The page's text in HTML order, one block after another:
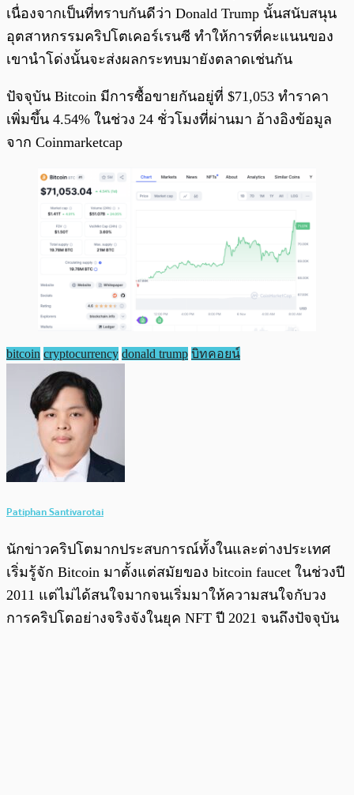
เนื่องจากเป็นที่ทราบกันดีว่า Donald Trump นั้นสนับสนุน
อุตสาหกรรมคริปโตเคอร์เรนซี ทำให้การที่คะแนนของ
เขานำโด่งนั้นจะส่งผลกระทบมายังตลาดเช่นกัน
ปัจจุบัน Bitcoin มีการซื้อขายกันอยู่ที่ $71,053 ทำราคา
เพิ่มขึ้น 4.54% ในช่วง 24 ชั่วโมงที่ผ่านมา อ้างอิงข้อมูล
จาก Coinmarketcap
bitcoin cryptocurrency donald trump บิทคอยน์
Patiphan Santivarotai
นักข่าวคริปโตมากประสบการณ์ทั้งในและต่างประเทศ
เริ่มรู้จัก Bitcoin มาตั้งแต่สมัยของ bitcoin faucet ในช่วงปี
2011 แต่ไม่ได้สนใจมากจนเริ่มมาให้ความสนใจกับวง
การคริปโตอย่างจริงจังในยุค NFT ปี 2021 จนถึงปัจจุบัน